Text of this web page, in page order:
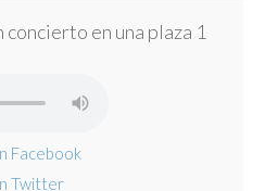
en una plaza 1